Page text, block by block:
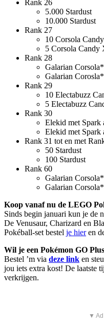
Rank 26
5.000 Stardust
10.000 Stardust
Rank 27
10 Corsola Candy
5 Corsola Candy
Rank 28
Galarian Corsola*
Galarian Corosla*
Rank 29
10 Electabuzz
5 Electabuzz
Rank 30
Elekid met Spark
Elekid met Spark
Rank 31 tot en met
50 Stardust
100 Stardust
Rank 60
Galarian Corsola*
Galarian Corsola*
Koop vanaf nu de LEGO
Sinds begin januari kun je de
De Venusaur, Charizard en
Pokéball-set bestel je hieren
Wil je een Pokémon GO
Bestel ’m via deze link en
jou iets extra kost! De laatste
verkrijgen.
▼ Ad